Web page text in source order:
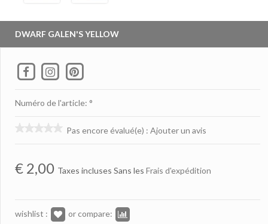
DWARF GALEN'S YELLOW
Numéro de l'article: °
Pas encore évalué(e) : Ajouter un avis
€ 2,00 Taxes incluses Sans les Frais d'expédition
wishlist : or compare: